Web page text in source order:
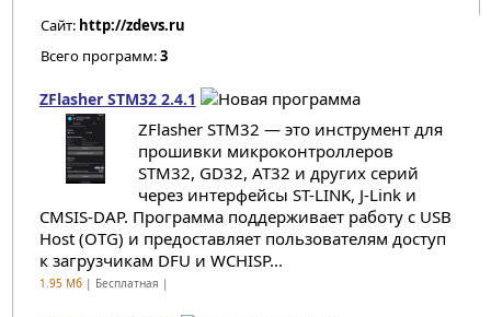
Сайт: http://zdevs.ru
Всего программ:3
ZFlasher STM32 2.4.1
ZFlasher STM32 — это инструмент для
прошивки микроконтроллеров
STM32, GD32, AT32 и других серий
через интерфейсы ST-LINK, J-Link и
CMSIS-DAP. Программа поддерживает работу с USB
Host (OTG) и предоставляет пользователям доступ
к загрузчикам DFU и WCHISP...
1.95 Мб| Бесплатная |